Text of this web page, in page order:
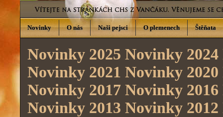
Novinky 2025 Novinky 2024
Novinky 2021 Novinky 2020
Novinky 2017 Novinky 2016
Novinky 2013 Novinky 2012
Novinky O nás Naši pejsci O plemenech Štěňata